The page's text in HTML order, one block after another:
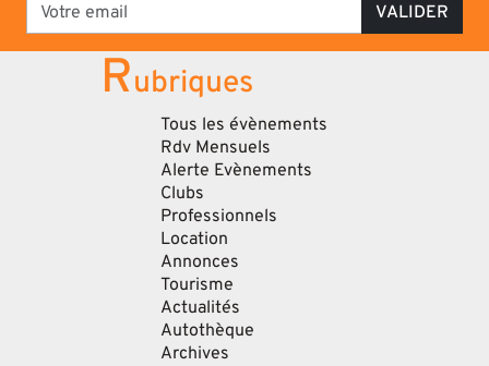
VALIDER
Rubriques
Tous les évènements
Rdv Mensuels
Alerte Evènements
Clubs
Professionnels
Location
Annonces
Tourisme
Actualités
Autothèque
Archives